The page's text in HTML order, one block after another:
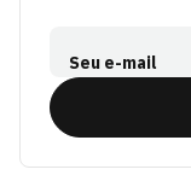
Seu e-mail